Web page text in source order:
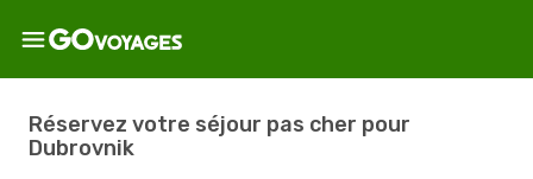
Réservez votre séjour pas cher pour
Dubrovnik